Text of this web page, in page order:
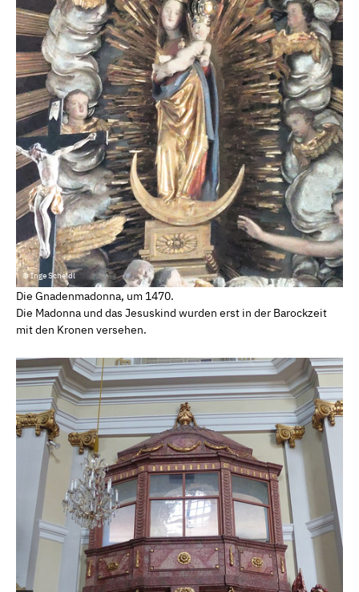
© Inge Scheidl
Die Gnadenmadonna, um 1470.
Die Madonna und das Jesuskind wurden erst in der Barockzeit
mit den Kronen versehen.